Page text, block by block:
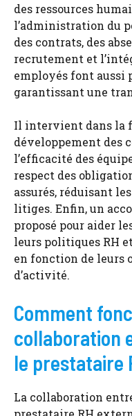
des ressources
l’administration du
des contrats, des
recrutement et
employés font aussi
garantissant une
Il intervient dans la
développement des
l’efficacité des
respect des
assurés, réduisant
litiges. Enfin, un
proposé pour aider
leurs politiques RH
en fonction de leurs
d’activité.
Comment
collaboration
le prestataire
La collaboration